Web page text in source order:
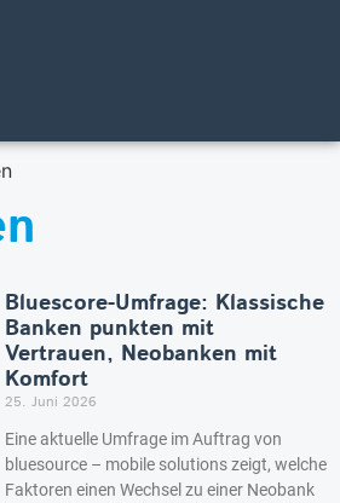
Bluescore-Umfrage: Klassische
Banken punkten mit
Vertrauen, Neobanken mit
Komfort
25. Juni 2026
Eine aktuelle Umfrage im Auftrag von
bluesource – mobile solutions zeigt, welche
Faktoren einen Wechsel zu einer Neobank